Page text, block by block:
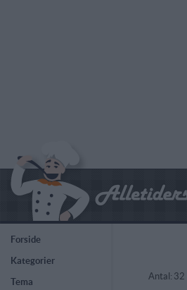
Forside
Kategorier
Tema
Antal: 32